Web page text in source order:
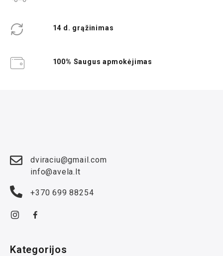
14 d. grąžinimas
100% Saugus apmokėjimas
dviraciu@gmail.com
info@avela.lt
+370 699 88254
Kategorijos